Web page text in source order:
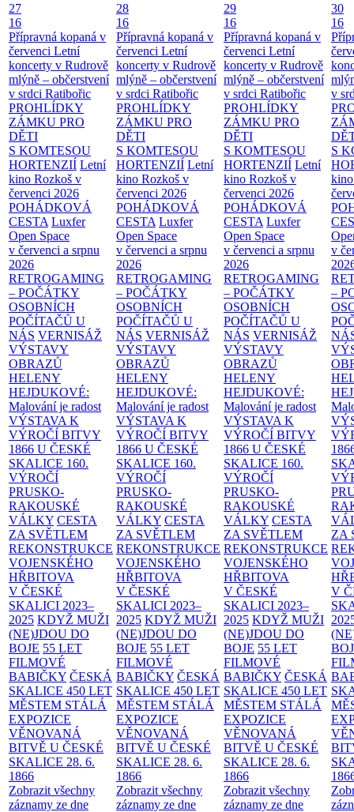
27
16
Přípravná kopaná v
červenci Letní
koncerty v Rudrově
mlýně – občerstvení
v srdci Ratibořic
PROHLÍDKY
ZÁMKU PRO
DĚTI
S KOMTESOU
HORTENZIÍ Letní
kino Rozkoš v
červenci 2026
POHÁDKOVÁ
CESTA Luxfer
Open Space
v červenci a srpnu
2026
RETROGAMING
– POČÁTKY
OSOBNÍCH
POČÍTAČŮ U
NÁS VERNISÁŽ
VÝSTAVY
OBRAZŮ
HELENY
HEJDUKOVÉ:
Malování je radost
VÝSTAVA K
VÝROČÍ BITVY
1866 U ČESKÉ
SKALICE 160.
VÝROČÍ
PRUSKO-
RAKOUSKÉ
VÁLKY CESTA
ZA SVĚTLEM
REKONSTRUKCE
VOJENSKÉHO
HŘBITOVA
V ČESKÉ
SKALICI 2023–
2025 KDYŽ MUŽI
(NE)JDOU DO
BOJE 55 LET
FILMOVÉ
BABIČKY ČESKÁ
SKALICE 450 LET
MĚSTEM STÁLÁ
EXPOZICE
VĚNOVANÁ
BITVĚ U ČESKÉ
SKALICE 28. 6.
1866
Zobrazit všechny
záznamy ze dne
28
16
Přípravná kopaná v
červenci Letní
koncerty v Rudrově
mlýně – občerstvení
v srdci Ratibořic
PROHLÍDKY
ZÁMKU PRO
DĚTI
S KOMTESOU
HORTENZIÍ Letní
kino Rozkoš v
červenci 2026
POHÁDKOVÁ
CESTA Luxfer
Open Space
v červenci a srpnu
2026
RETROGAMING
– POČÁTKY
OSOBNÍCH
POČÍTAČŮ U
NÁS VERNISÁŽ
VÝSTAVY
OBRAZŮ
HELENY
HEJDUKOVÉ:
Malování je radost
VÝSTAVA K
VÝROČÍ BITVY
1866 U ČESKÉ
SKALICE 160.
VÝROČÍ
PRUSKO-
RAKOUSKÉ
VÁLKY CESTA
ZA SVĚTLEM
REKONSTRUKCE
VOJENSKÉHO
HŘBITOVA
V ČESKÉ
SKALICI 2023–
2025 KDYŽ MUŽI
(NE)JDOU DO
BOJE 55 LET
FILMOVÉ
BABIČKY ČESKÁ
SKALICE 450 LET
MĚSTEM STÁLÁ
EXPOZICE
VĚNOVANÁ
BITVĚ U ČESKÉ
SKALICE 28. 6.
1866
Zobrazit všechny
záznamy ze dne
29
16
Přípravná kopaná v
červenci Letní
koncerty v Rudrově
mlýně – občerstvení
v srdci Ratibořic
PROHLÍDKY
ZÁMKU PRO
DĚTI
S KOMTESOU
HORTENZIÍ Letní
kino Rozkoš v
červenci 2026
POHÁDKOVÁ
CESTA Luxfer
Open Space
v červenci a srpnu
2026
RETROGAMING
– POČÁTKY
OSOBNÍCH
POČÍTAČŮ U
NÁS VERNISÁŽ
VÝSTAVY
OBRAZŮ
HELENY
HEJDUKOVÉ:
Malování je radost
VÝSTAVA K
VÝROČÍ BITVY
1866 U ČESKÉ
SKALICE 160.
VÝROČÍ
PRUSKO-
RAKOUSKÉ
VÁLKY CESTA
ZA SVĚTLEM
REKONSTRUKCE
VOJENSKÉHO
HŘBITOVA
V ČESKÉ
SKALICI 2023–
2025 KDYŽ MUŽI
(NE)JDOU DO
BOJE 55 LET
FILMOVÉ
BABIČKY ČESKÁ
SKALICE 450 LET
MĚSTEM STÁLÁ
EXPOZICE
VĚNOVANÁ
BITVĚ U ČESKÉ
SKALICE 28. 6.
1866
Zobrazit všechny
záznamy ze dne
30
16
v
S
v
–
ZA
V